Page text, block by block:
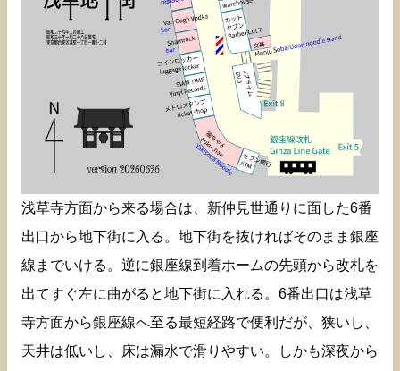
浅草寺方面から来る場合は、新仲見世通りに面した6番
出口から地下街に入る。地下街を抜ければそのまま銀座
線までいける。逆に銀座線到着ホームの先頭から改札を
出てすぐ左に曲がると地下街に入れる。6番出口は浅草
寺方面から銀座線へ至る最短経路で便利だが、狭いし、
天井は低いし、床は漏水で滑りやすい。しかも深夜から